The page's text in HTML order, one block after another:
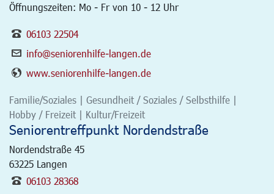
Öffnungszeiten: Mo - Fr von 10 - 12 Uhr
06103 22504
info@seniorenhilfe-langen.de
www.seniorenhilfe-langen.de
Familie/Soziales | Gesundheit / Soziales / Selbsthilfe |
Hobby / Freizeit | Kultur/Freizeit
Seniorentreffpunkt Nordendstraße
Nordendstraße 45
63225 Langen
06103 28368